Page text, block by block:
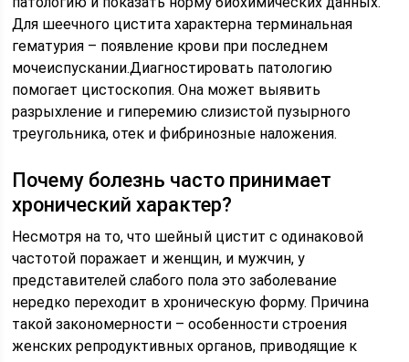
Для шеечного цистита характерна терминальная
гематурия – появление крови при последнем
мочеиспускании.Диагностировать патологию
помогает цистоскопия. Она может выявить
разрыхление и гиперемию слизистой пузырного
треугольника, отек и фибринозные наложения.
Почему болезнь часто принимает
хронический характер?
Несмотря на то, что шейный цистит с одинаковой
частотой поражает и женщин, и мужчин, у
представителей слабого пола это заболевание
нередко переходит в хроническую форму. Причина
такой закономерности – особенности строения
женских репродуктивных органов, приводящие к